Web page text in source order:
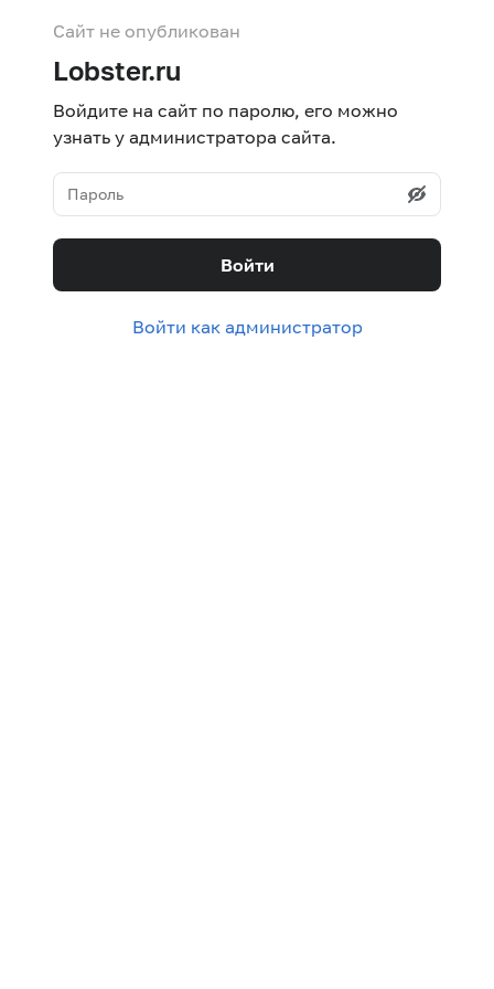
Сайт не опубликован
Lobster.ru
Войдите на сайт по паролю, его можно
узнать у администратора сайта.
Войти
Войти как администратор